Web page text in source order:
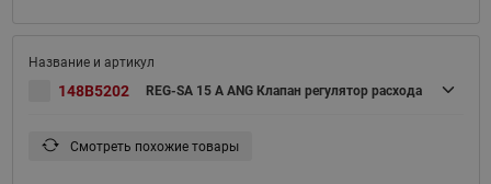
148B5202 REG-SA 15 A ANG Клапан регулятор расхода
Смотреть похожие товары